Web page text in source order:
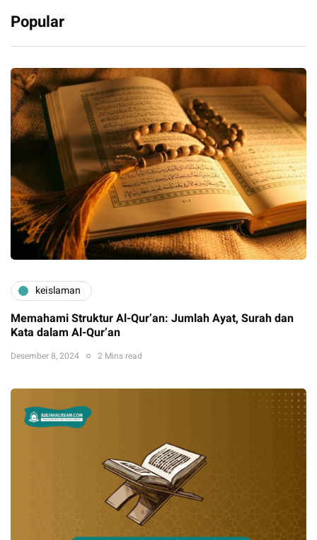
Popular
keislaman
Memahami Struktur Al-Qur’an: Jumlah Ayat, Surah dan
Kata dalam Al-Qur’an
Desember 8, 2024 2 Mins read